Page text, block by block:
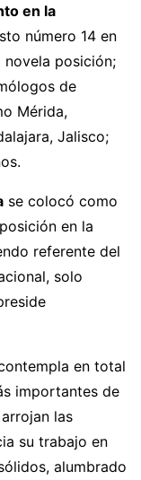
en la
número 14 en
novela posición;
de
Mérida,
Jalisco;
se colocó como
en la
referente del
solo
en total
importantes de
las
su trabajo en
alumbrado